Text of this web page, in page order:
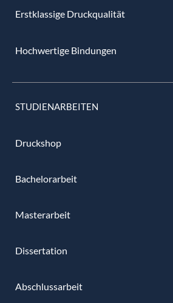
Erstklassige Druckqualität
Hochwertige Bindungen
STUDIENARBEITEN
Druckshop
Bachelorarbeit
Masterarbeit
Dissertation
Abschlussarbeit